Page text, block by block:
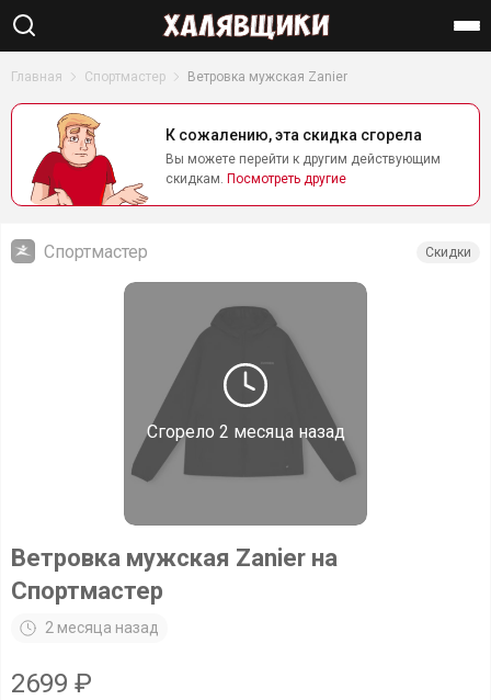
Главная Спортмастер Ветровка мужская Zanier
К сожалению, эта скидка сгорела
Вы можете перейти к другим действующим
скидкам. Посмотреть другие
Сгорело 2 месяца назад
Спортмастер Скидки
Ветровка мужская Zanier на
Спортмастер
2 месяца назад
2699 ₽